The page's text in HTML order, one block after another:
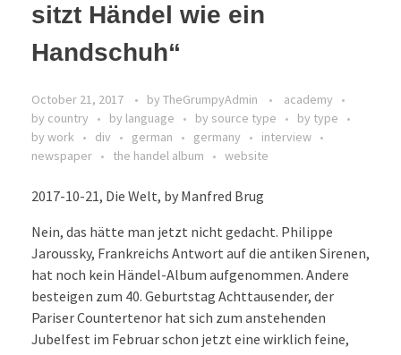
sitzt Händel wie ein
Handschuh“
October 21, 2017 by TheGrumpyAdmin
academy
by country
by language by source type
by type
by work
div german germany
interview
newspaper
the handel album website
2017-10-21, Die Welt, by Manfred Brug
Nein, das hätte man jetzt nicht gedacht. Philippe
Jaroussky, Frankreichs Antwort auf die antiken Sirenen,
hat noch kein Händel-Album aufgenommen. Andere
besteigen zum 40. Geburtstag Achttausender, der
Pariser Countertenor hat sich zum anstehenden
Jubelfest im Februar schon jetzt eine wirklich feine,